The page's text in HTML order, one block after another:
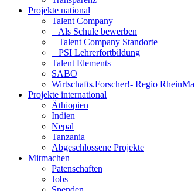
Projekte national
Talent Company
Als Schule bewerben
Talent Company Standorte
PSI Lehrerfortbildung
Talent Elements
SABO
Wirtschafts.Forscher!- Regio
Projekte international
Äthiopien
Indien
Nepal
Tanzania
Abgeschlossene Projekte
Mitmachen
Patenschaften
Jobs